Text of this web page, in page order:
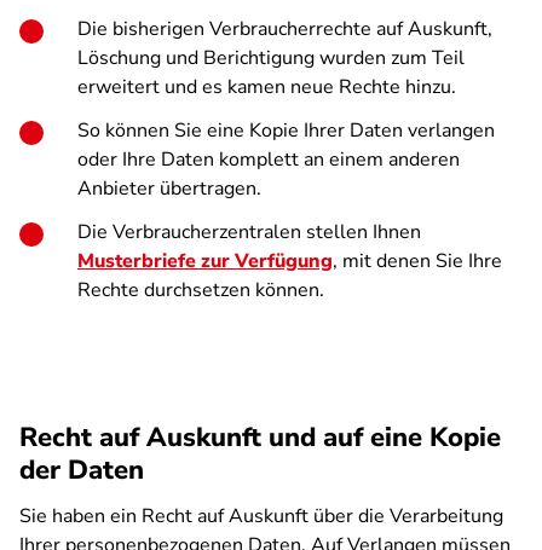
Die bisherigen Verbraucherrechte auf Auskunft,
Löschung und Berichtigung wurden zum Teil
erweitert und es kamen neue Rechte hinzu.
So können Sie eine Kopie Ihrer Daten verlangen
oder Ihre Daten komplett an einem anderen
Anbieter übertragen.
Die Verbraucherzentralen stellen Ihnen
Musterbriefe zur Verfügung, mit denen Sie Ihre
Rechte durchsetzen können.
Recht auf Auskunft und auf eine Kopie
der Daten
Sie haben ein Recht auf Auskunft über die Verarbeitung